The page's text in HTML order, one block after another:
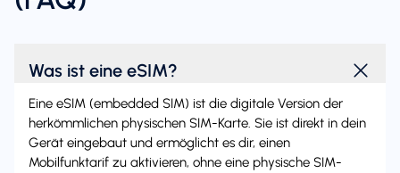
Was ist eine eSIM?
Eine eSIM (embedded SIM) ist die digitale Version der
herkömmlichen physischen SIM-Karte. Sie ist direkt in dein
Gerät eingebaut und ermöglicht es dir, einen
Mobilfunktarif zu aktivieren, ohne eine physische SIM-